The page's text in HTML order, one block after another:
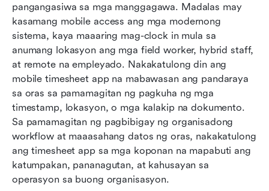
pangangasiwa sa mga manggagawa. Madalas may
kasamang mobile access ang mga modernong
sistema, kaya maaaring mag-clock in mula sa
anumang lokasyon ang mga field worker, hybrid staff,
at remote na empleyado. Nakakatulong din ang
mobile timesheet app na mabawasan ang pandaraya
sa oras sa pamamagitan ng pagkuha ng mga
timestamp, lokasyon, o mga kalakip na dokumento.
Sa pamamagitan ng pagbibigay ng organisadong
workflow at maaasahang datos ng oras, nakakatulong
ang timesheet app sa mga koponan na mapabuti ang
katumpakan, pananagutan, at kahusayan sa
operasyon sa buong organisasyon.